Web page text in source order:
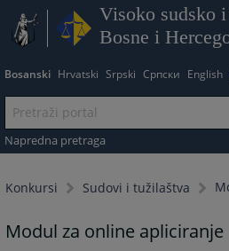
Visoko sudsko
Bosne i
Bosanski Hrvatski Srpski Српски English
Napredna pretraga
Konkursi Sudovi i tužilaštva
Modul za online apliciranje